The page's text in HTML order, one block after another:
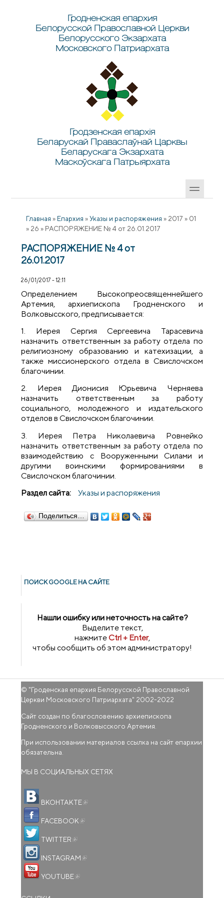
Гродненская епархия
Белорусской Православной Церкви
Белорусского Экзархата
Московского Патриархата
Гродзенская епархія
Беларускай Праваслаўнай Царквы
Беларускага Экзархата
Маскоўскага Патрыярхата
Главная » Епархия » Указы и распоряжения » 2017 » 01
» 26 » РАСПОРЯЖЕНИЕ № 4 от 26.01.2017
РАСПОРЯЖЕНИЕ № 4 от
26.01.2017
26/01/2017 - 12:11
Определением Высокопреосвященнейшего
Артемия, архиепископа Гродненского и
Волковысского, предписывается:
1. Иерея Сергия Сергеевича Тарасевича
назначить ответственным за работу отдела по
религиозному образованию и катехизации, а
также миссионерского отдела в Свислочском
благочинии.
2. Иерея Дионисия Юрьевича Черняева
назначить ответственным за работу
социального, молодежного и издательского
отделов в Свислочском благочинии.
3. Иерея Петра Николаевича Ровнейко
назначить ответственным за работу отдела по
взаимодействию с Вооруженными Силами и
другими воинскими формированиями в
Свислочском благочинии.
Раздел сайта:
Указы и распоряжения
Поделиться…
ПОИСК GOОGLE НА САЙТЕ
Нашли ошибку или неточность на сайте?
Выделите текст,
нажмитеCtrl + Enter,
чтобы сообщить об этом администратору!
© "Гроденская епархия Белорусской Православной
Церкви Московского Патриархата" 2002-2022
Сайт создан по благословению архиепископа
Гродненского и Волковысского Артемия.
При использовании материалов ссылка на сайт епархии
обязательна.
МЫ В СОЦИАЛЬНЫХ СЕТЯХ
ВКОНТАКТЕ
FACEBOOK
TWITTER
INSTAGRAM
YOUTUBE